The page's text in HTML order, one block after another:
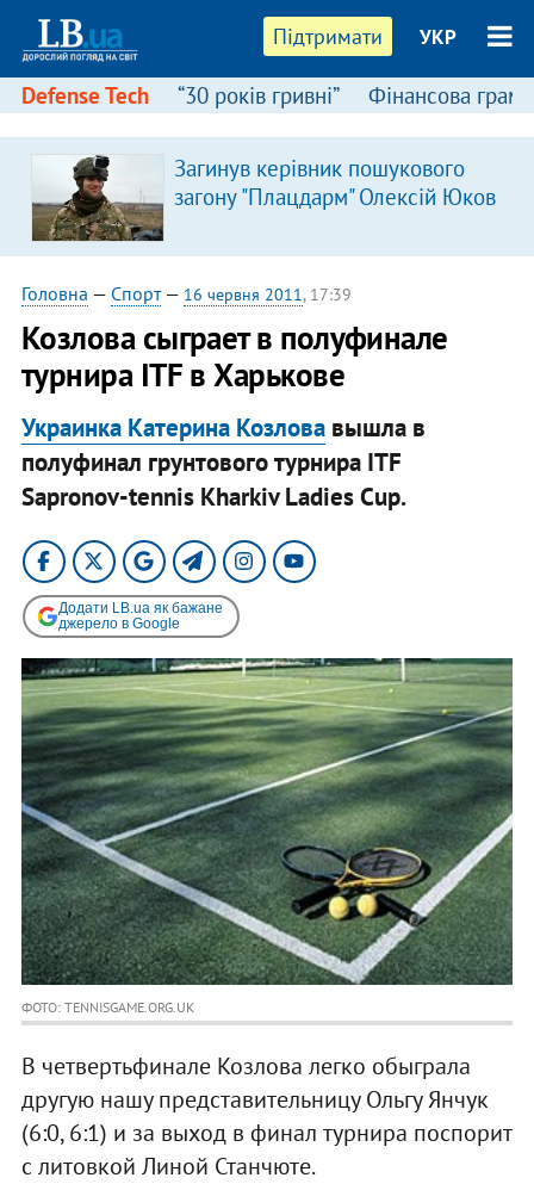
Підтримати УКР
Defense Tech “30 років гривні” Фінансова
Загинув керівник пошукового
загону "Плацдарм" Олексій Юков
Головна — Спорт— 16 червня 2011, 17:39
Козлова сыграет в полуфинале
турнира ITF в Харькове
Украинка Катерина Козловавышла в
полуфинал грунтового турнира ITF
Sapronov-tennis Kharkiv Ladies Cup.
Додати LB.ua як бажане
джерело в Google
ФОТО: TENNISGAME.ORG.UK
В четвертьфинале Козлова легко обыграла
другую нашу представительницу Ольгу Янчук
(6:0, 6:1) и за выход в финал турнира поспорит
с литовкой Линой Станчюте.